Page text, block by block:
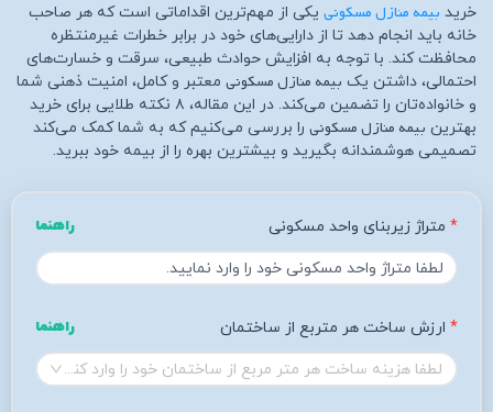
خرید بیمه منازل مسکونی یکی از مهم‌ترین اقداماتی است که هر صاحب
خانه باید انجام دهد تا از دارایی‌های خود در برابر خطرات غیرمنتظره
محافظت کند. با توجه به افزایش حوادث طبیعی، سرقت و خسارت‌های
احتمالی، داشتن یک بیمه منازل مسکونی معتبر و کامل، امنیت ذهنی شما
و خانواده‌تان را تضمین می‌کند. در این مقاله، ۸ نکته طلایی برای خرید
بهترین بیمه منازل مسکونی را بررسی می‌کنیم که به شما کمک می‌کند
تصمیمی هوشمندانه بگیرید و بیشترین بهره را از بیمه خود ببرید.
متراژ زیربنای واحد مسکونی راهنما
ارزش ساخت هر متربع از ساختمان راهنما
لطفا هزینه ساخت هر متر مربع از ساختمان خود را وارد کنید